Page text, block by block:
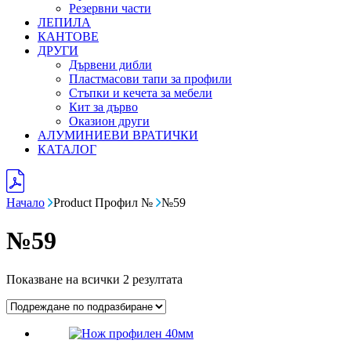
Резервни части
ЛЕПИЛА
КАНТОВЕ
ДРУГИ
Дървени дибли
Пластмасови тапи за профили
Стъпки и кечета за мебели
Кит за дърво
Оказион други
АЛУМИНИЕВИ ВРАТИЧКИ
КАТАЛОГ
Начало Product Профил № №59
№59
Показване на всички 2 резултата